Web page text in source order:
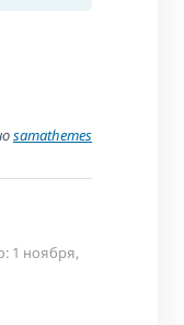
samathemes
1 ноября,